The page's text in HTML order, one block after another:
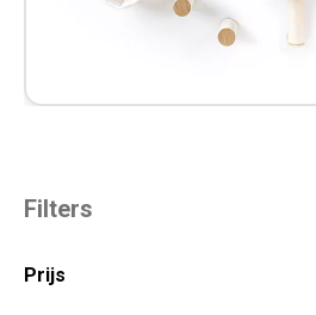
Primaire
Filters
Prijs